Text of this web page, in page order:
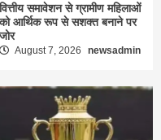
वित्तीय समावेशन से ग्रामीण महिलाओं
को आर्थिक रूप से सशक्त बनाने पर
जोर
August 7, 2026 newsadmin